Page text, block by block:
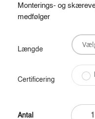
Monterings- og
medfølger
Længde
Certificering